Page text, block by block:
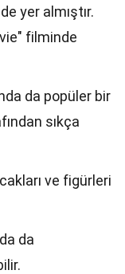
yer almıştır.
filminde
da popüler bir
sıkça
ve figürleri
da